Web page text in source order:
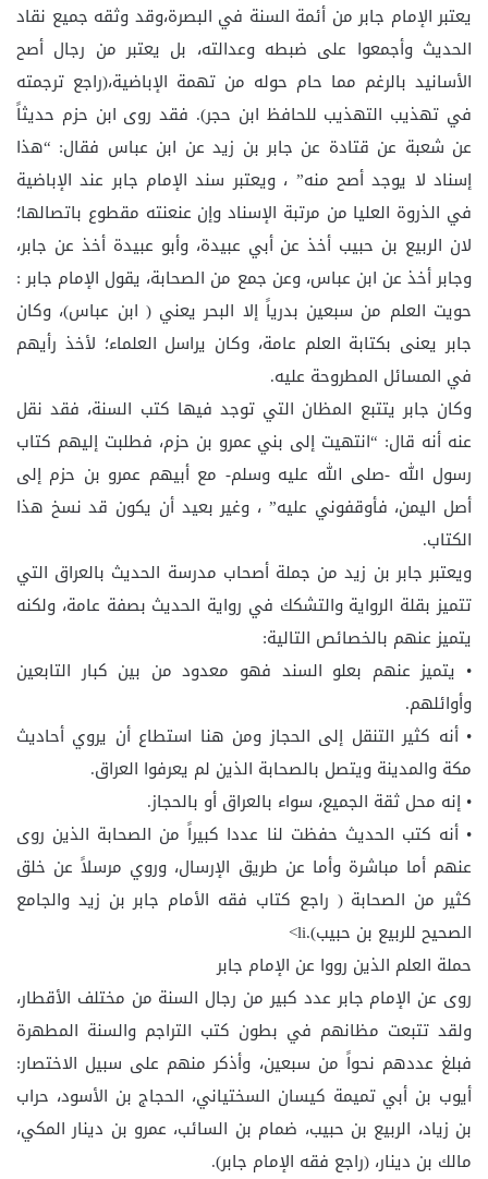
يعتبر الإمام جابر من أئمة السنة في البصرة،وقد وثقه جميع نقاد
الحديث وأجمعوا على ضبطه وعدالته، بل يعتبر من رجال أصح
الأسانيد بالرغم مما حام حوله من تهمة الإباضية،(راجع ترجمته
في تهذيب التهذيب للحافظ ابن حجر). فقد روى ابن حزم حديثاً
عن شعبة عن قتادة عن جابر بن زيد عن ابن عباس فقال: “هذا
إسناد لا يوجد أصح منه” ، ويعتبر سند الإمام جابر عند الإباضية
في الذروة العليا من مرتبة الإسناد وإن عنعنته مقطوع باتصالها؛
لان الربيع بن حبيب أخذ عن أبي عبيدة، وأبو عبيدة أخذ عن جابر،
وجابر أخذ عن ابن عباس، وعن جمع من الصحابة، يقول الإمام جابر :
حويت العلم من سبعين بدرياً إلا البحر يعني ( ابن عباس)، وكان
جابر يعنى بكتابة العلم عامة، وكان يراسل العلماء؛ لأخذ رأيهم
في المسائل المطروحة عليه.
وكان جابر يتتبع المظان التي توجد فيها كتب السنة، فقد نقل
عنه أنه قال: “انتهيت إلى بني عمرو بن حزم، فطلبت إليهم كتاب
رسول الله -صلى الله عليه وسلم- مع أبيهم عمرو بن حزم إلى
أصل اليمن، فأوقفوني عليه” ، وغير بعيد أن يكون قد نسخ هذا
الكتاب.
ويعتبر جابر بن زيد من جملة أصحاب مدرسة الحديث بالعراق التي
تتميز بقلة الرواية والتشكك في رواية الحديث بصفة عامة، ولكنه
يتميز عنهم بالخصائص التالية:
• يتميز عنهم بعلو السند فهو معدود من بين كبار التابعين
وأوائلهم.
• أنه كثير التنقل إلى الحجاز ومن هنا استطاع أن يروي أحاديث
مكة والمدينة ويتصل بالصحابة الذين لم يعرفوا العراق.
• إنه محل ثقة الجميع، سواء بالعراق أو بالحجاز.
• أنه كتب الحديث حفظت لنا عددا كبيراً من الصحابة الذين روى
عنهم أما مباشرة وأما عن طريق الإرسال، وروي مرسلاً عن خلق
كثير من الصحابة ( راجع كتاب فقه الأمام جابر بن زيد والجامع
الصحيح للربيع بن حبيب).li>
حملة العلم الذين رووا عن الإمام جابر
روى عن الإمام جابر عدد كبير من رجال السنة من مختلف الأقطار،
ولقد تتبعت مظانهم في بطون كتب التراجم والسنة المطهرة
فبلغ عددهم نحواً من سبعين، وأذكر منهم على سبيل الاختصار:
أيوب بن أبي تميمة كيسان السختياني، الحجاج بن الأسود، حراب
بن زياد، الربيع بن حبيب، ضمام بن السائب، عمرو بن دينار المكي،
مالك بن دينار، (راجع فقه الإمام جابر).